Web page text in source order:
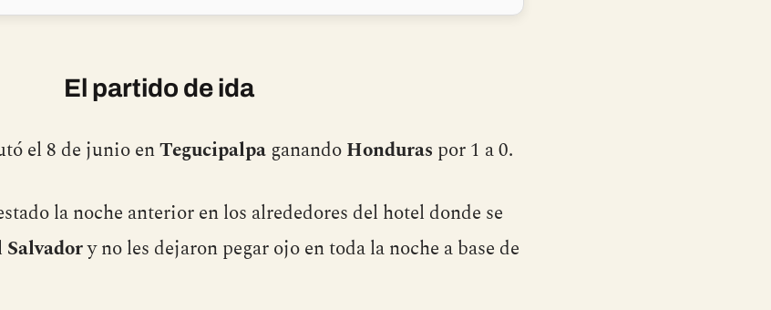
El partido de ida
el 8 de junio enTegucipalpa ganandoHonduras por 1 a 0.
la noche anterior en los alrededores del hotel donde se
Salvadory no les dejaron pegar ojo en toda la noche a base de